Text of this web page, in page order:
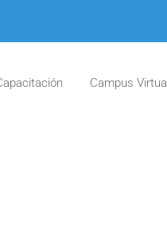
Campus Virtual